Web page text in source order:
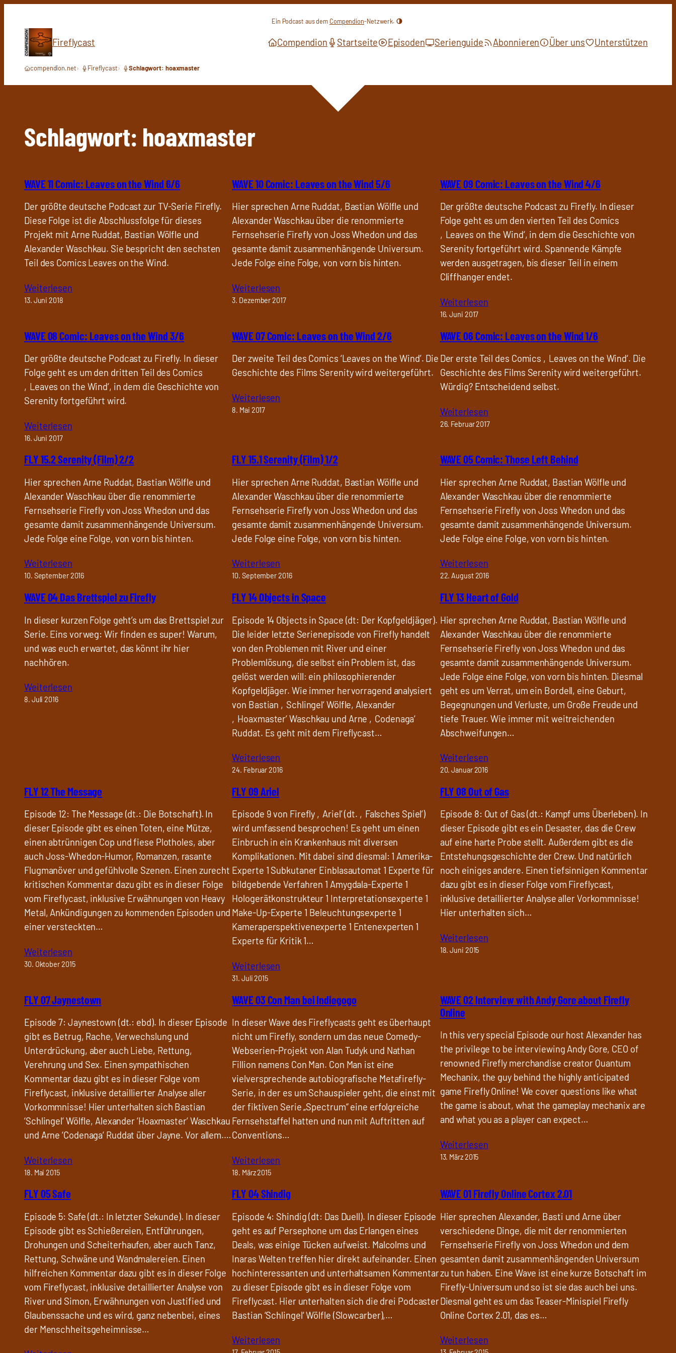
springen
Ein Podcast aus dem Compendion-Netzwerk.
Fireflycast Compendion Startseite Episoden Serienguide Abonnieren Über uns Unterstützen
compendion.net Fireflycast Schlagwort: hoaxmaster
Schlagwort: hoaxmaster
WAVE 11 Comic: Leaves on the Wind 6/6
Der größte deutsche Podcast zur TV-Serie Firefly.
Diese Folge ist die Abschlussfolge für dieses
Projekt mit Arne Ruddat, Bastian Wölfle und
Alexander Waschkau. Sie bespricht den sechsten
Teil des Comics Leaves on the Wind.
Weiterlesen
13. Juni 2018
WAVE 10 Comic: Leaves on the Wind 5/6
Hier sprechen Arne Ruddat, Bastian Wölfle und
Alexander Waschkau über die renommierte
Fernsehserie Firefly von Joss Whedon und das
gesamte damit zusammenhängende Universum.
Jede Folge eine Folge, von vorn bis hinten.
Weiterlesen
3. Dezember 2017
WAVE 09 Comic: Leaves on the Wind 4/6
Der größte deutsche Podcast zu Firefly. In dieser
Folge geht es um den vierten Teil des Comics
‚Leaves on the Wind‘, in dem die Geschichte von
Serenity fortgeführt wird. Spannende Kämpfe
werden ausgetragen, bis dieser Teil in einem
Cliffhanger endet.
Weiterlesen
16. Juni 2017
WAVE 08 Comic: Leaves on the Wind 3/6
Der größte deutsche Podcast zu Firefly. In dieser
Folge geht es um den dritten Teil des Comics
‚Leaves on the Wind‘, in dem die Geschichte von
Serenity fortgeführt wird.
Weiterlesen
16. Juni 2017
WAVE 07 Comic: Leaves on the Wind 2/6
Der zweite Teil des Comics ‘Leaves on the Wind’. Die
Geschichte des Films Serenity wird weitergeführt.
Weiterlesen
8. Mai 2017
WAVE 06 Comic: Leaves on the Wind 1/6
Der erste Teil des Comics ‚Leaves on the Wind‘. Die
Geschichte des Films Serenity wird weitergeführt.
Würdig? Entscheidend selbst.
Weiterlesen
26. Februar 2017
FLY 15.2 Serenity (Film) 2/2
Hier sprechen Arne Ruddat, Bastian Wölfle und
Alexander Waschkau über die renommierte
Fernsehserie Firefly von Joss Whedon und das
gesamte damit zusammenhängende Universum.
Jede Folge eine Folge, von vorn bis hinten.
Weiterlesen
10. September 2016
FLY 15.1 Serenity (Film) 1/2
Hier sprechen Arne Ruddat, Bastian Wölfle und
Alexander Waschkau über die renommierte
Fernsehserie Firefly von Joss Whedon und das
gesamte damit zusammenhängende Universum.
Jede Folge eine Folge, von vorn bis hinten.
Weiterlesen
10. September 2016
WAVE 05 Comic: Those Left Behind
Hier sprechen Arne Ruddat, Bastian Wölfle und
Alexander Waschkau über die renommierte
Fernsehserie Firefly von Joss Whedon und das
gesamte damit zusammenhängende Universum.
Jede Folge eine Folge, von vorn bis hinten.
Weiterlesen
22. August 2016
WAVE 04 Das Brettspiel zu Firefly
In dieser kurzen Folge geht’s um das Brettspiel zur
Serie. Eins vorweg: Wir finden es super! Warum,
und was euch erwartet, das könnt ihr hier
nachhören.
Weiterlesen
8. Juli 2016
FLY 14 Objects in Space
Episode 14 Objects in Space (dt: Der Kopfgeldjäger).
Die leider letzte Serienepisode von Firefly handelt
von den Problemen mit River und einer
Problemlösung, die selbst ein Problem ist, das
gelöst werden will: ein philosophierender
Kopfgeldjäger. Wie immer hervorragend analysiert
von Bastian ‚Schlingel‘ Wölfle, Alexander
‚Hoaxmaster‘ Waschkau und Arne ‚Codenaga‘
Ruddat. Es geht mit dem Fireflycast…
Weiterlesen
24. Februar 2016
FLY 13 Heart of Gold
Hier sprechen Arne Ruddat, Bastian Wölfle und
Alexander Waschkau über die renommierte
Fernsehserie Firefly von Joss Whedon und das
gesamte damit zusammenhängende Universum.
Jede Folge eine Folge, von vorn bis hinten. Diesmal
geht es um Verrat, um ein Bordell, eine Geburt,
Begegnungen und Verluste, um Große Freude und
tiefe Trauer. Wie immer mit weitreichenden
Abschweifungen…
Weiterlesen
20. Januar 2016
FLY 12 The Message
Episode 12: The Message (dt.: Die Botschaft). In
dieser Episode gibt es einen Toten, eine Mütze,
einen abtrünnigen Cop und fiese Plotholes, aber
auch Joss-Whedon-Humor, Romanzen, rasante
Flugmanöver und gefühlvolle Szenen. Einen zurecht
kritischen Kommentar dazu gibt es in dieser Folge
vom Fireflycast, inklusive Erwähnungen von Heavy
Metal, Ankündigungen zu kommenden Episoden und
einer versteckten…
Weiterlesen
30. Oktober 2015
FLY 09 Ariel
Episode 9 von Firefly ‚Ariel’ (dt. ‚Falsches Spiel’)
wird umfassend besprochen! Es geht um einen
Einbruch in ein Krankenhaus mit diversen
Komplikationen. Mit dabei sind diesmal: 1 Amerika-
Experte 1 Subkutaner Einblasautomat 1 Experte für
bildgebende Verfahren 1 Amygdala-Experte 1
Hologerätkonstrukteur 1 Interpretationsexperte 1
Make-Up-Experte 1 Beleuchtungsexperte 1
Kameraperspektivenexperte 1 Entenexperten 1
Experte für Kritik 1…
Weiterlesen
31. Juli 2015
FLY 08 Out of Gas
Episode 8: Out of Gas (dt.: Kampf ums Überleben). In
dieser Episode gibt es ein Desaster, das die Crew
auf eine harte Probe stellt. Außerdem gibt es die
Entstehungsgeschichte der Crew. Und natürlich
noch einiges andere. Einen tiefsinnigen Kommentar
dazu gibt es in dieser Folge vom Fireflycast,
inklusive detaillierter Analyse aller Vorkommnisse!
Hier unterhalten sich…
Weiterlesen
18. Juni 2015
FLY 07 Jaynestown
Episode 7: Jaynestown (dt.: ebd). In dieser Episode
gibt es Betrug, Rache, Verwechslung und
Unterdrückung, aber auch Liebe, Rettung,
Verehrung und Sex. Einen sympathischen
Kommentar dazu gibt es in dieser Folge vom
Fireflycast, inklusive detaillierter Analyse aller
Vorkommnisse! Hier unterhalten sich Bastian
‘Schlingel‘ Wölfle, Alexander ‘Hoaxmaster‘ Waschkau
und Arne ‘Codenaga‘ Ruddat über Jayne. Vor allem.…
Weiterlesen
18. Mai 2015
WAVE 03 Con Man bei Indiegogo
In dieser Wave des Fireflycasts geht es überhaupt
nicht um Firefly, sondern um das neue Comedy-
Webserien-Projekt von Alan Tudyk und Nathan
Fillion namens Con Man. Con Man ist eine
vielversprechende autobiografische Metafirefly-
Serie, in der es um Schauspieler geht, die einst mit
der fiktiven Serie „Spectrum“ eine erfolgreiche
Fernsehstaffel hatten und nun mit Auftritten auf
Conventions…
Weiterlesen
18. März 2015
WAVE 02 Interview with Andy Gore about Firefly
Online
In this very special Episode our host Alexander has
the privilege to be interviewing Andy Gore, CEO of
renowned Firefly merchandise creator Quantum
Mechanix, the guy behind the highly anticipated
game Firefly Online! We cover questions like what
the game is about, what the gameplay mechanix are
and what you as a player can expect…
Weiterlesen
13. März 2015
FLY 05 Safe
Episode 5: Safe (dt.: In letzter Sekunde). In dieser
Episode gibt es Schießereien, Entführungen,
Drohungen und Scheiterhaufen, aber auch Tanz,
Rettung, Schwäne und Wandmalereien. Einen
hilfreichen Kommentar dazu gibt es in dieser Folge
vom Fireflycast, inklusive detaillierter Analyse von
River und Simon, Erwähnungen von Justified und
Glaubenssache und es wird, ganz nebenbei, eines
der Menschheitsgeheimnisse…
FLY 04 Shindig
Episode 4: Shindig (dt: Das Duell). In dieser Episode
geht es auf Persephone um das Erlangen eines
Deals, was einige Tücken aufweist. Malcolms und
Inaras Welten treffen hier direkt aufeinander. Einen
hochinteressanten und unterhaltsamen Kommentar
zu dieser Episode gibt es in dieser Folge vom
Fireflycast. Hier unterhalten sich die drei Podcaster
Bastian ‘Schlingel‘ Wölfle (Slowcarber),…
Weiterlesen
WAVE 01 Firefly Online Cortex 2.01
Hier sprechen Alexander, Basti und Arne über
verschiedene Dinge, die mit der renommierten
Fernsehserie Firefly von Joss Whedon und dem
gesamten damit zusammenhängenden Universum
zu tun haben. Eine Wave ist eine kurze Botschaft im
Firefly-Universum und so ist sie das auch bei uns.
Diesmal geht es um das Teaser-Minispiel Firefly
Online Cortex 2.01, das es…
Weiterlesen